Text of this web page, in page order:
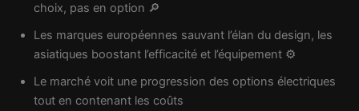
choix, pas en option 🔎
Les marques européennes sauvant l’élan du design, les
asiatiques boostant l’efficacité et l’équipement ⚙️
Le marché voit une progression des options électriques
tout en contenant les coûts